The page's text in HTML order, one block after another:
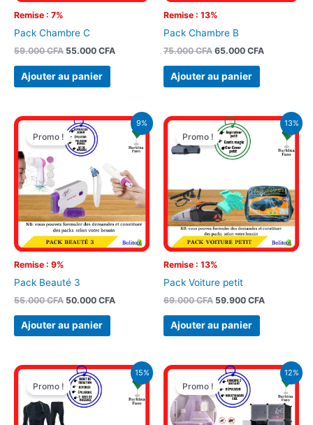
Remise : 7%
Pack Chambre C
59.000CFA 55.000 CFA
Ajouter au panier
Remise : 13%
Pack Chambre B
75.000CFA 65.000 CFA
Ajouter au panier
9%
Remise : 9%
Promo !
Pack Beauté 3
55.000CFA
Le
prix
initial
était :
55.000 CFA.
50.000 CFA
Le
actuel
est :
Ajouter au panier
13%
Remise : 13%
Promo !
Pack Voiture petit
69.000CFA
Le
prix
initial
était :
59.900 CFA
Le
actuel
est :
Ajouter au panier
15%
Promo !
Le
prix
initial
était :
47.000 CFA.
Le
actuel
est :
12%
Promo !
Le
prix
initial
était :
67.000 CFA.
Le
actuel
est :
59.000